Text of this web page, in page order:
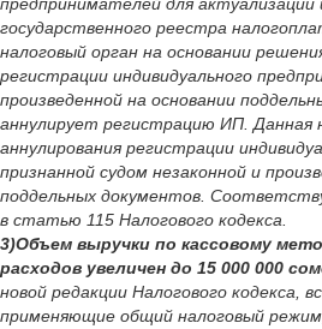
государственного реестра
налоговый орган на основании
регистрации индивидуального
произведенной на основании
аннулирует регистрацию ИП. Данная
аннулирования регистрации
признанной судом незаконной и
поддельных документов.
в статью 115 Налогового кодекса.
3)Объем выручки по кассовому
расходов увеличен до 15 000 000
новой редакции Налогового кодекса,
применяющие общий налоговый